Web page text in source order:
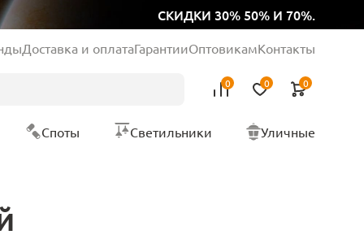
СКИДКИ 30% 50% И 70%.
Доставка и оплатаГарантииОптовикамКонтакты
0 0 0
Споты Светильники Уличные